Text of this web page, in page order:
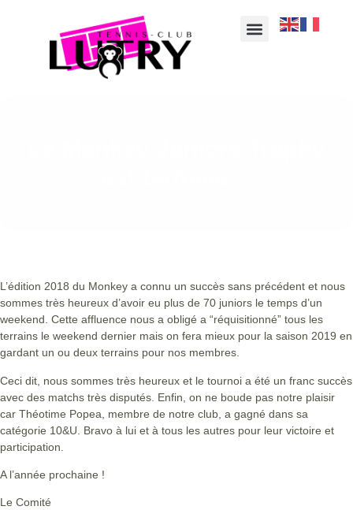
L’édition 2018 du Monkey a connu un succès sans précédent et nous
sommes très heureux d’avoir eu plus de 70 juniors le temps d’un
weekend. Cette affluence nous a obligé a “réquisitionné” tous les
terrains le weekend dernier mais on fera mieux pour la saison 2019 en
gardant un ou deux terrains pour nos membres.
Ceci dit, nous sommes très heureux et le tournoi a été un franc succès
avec des matchs très disputés. Enfin, on ne boude pas notre plaisir
car Théotime Popea, membre de notre club, a gagné dans sa
catégorie 10&U. Bravo à lui et à tous les autres pour leur victoire et
participation.
A l’année prochaine !
Le Comité